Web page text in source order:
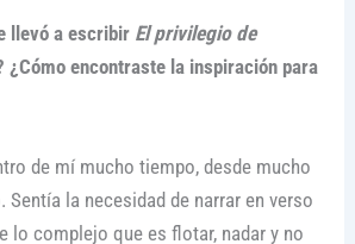
llevó a escribir El privilegio de
¿Cómo encontraste la inspiración para
de mí mucho tiempo, desde mucho
Sentía la necesidad de narrar en verso
lo complejo que es flotar, nadar y no